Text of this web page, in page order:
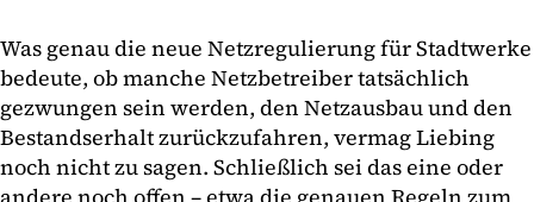
Was genau die neue Netzregulierung für Stadtwerke
bedeute, ob manche Netzbetreiber tatsächlich
gezwungen sein werden, den Netzausbau und den
Bestandserhalt zurückzufahren, vermag Liebing
noch nicht zu sagen. Schließlich sei das eine oder